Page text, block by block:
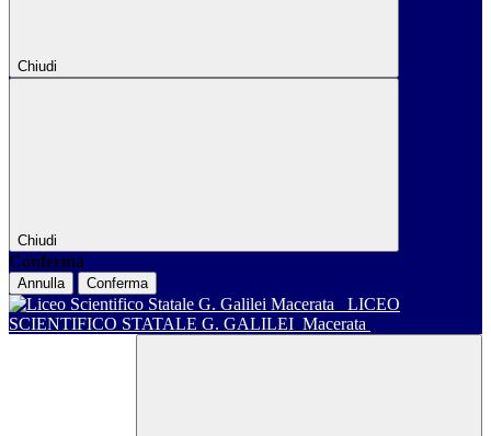
Chiudi
Chiudi
Conferma
Annulla Conferma
LICEO
SCIENTIFICO STATALE G. GALILEI Macerata